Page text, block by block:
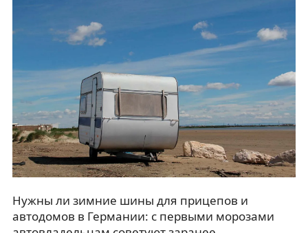
Нужны ли зимние шины для прицепов и
автодомов в Германии: с первыми морозами